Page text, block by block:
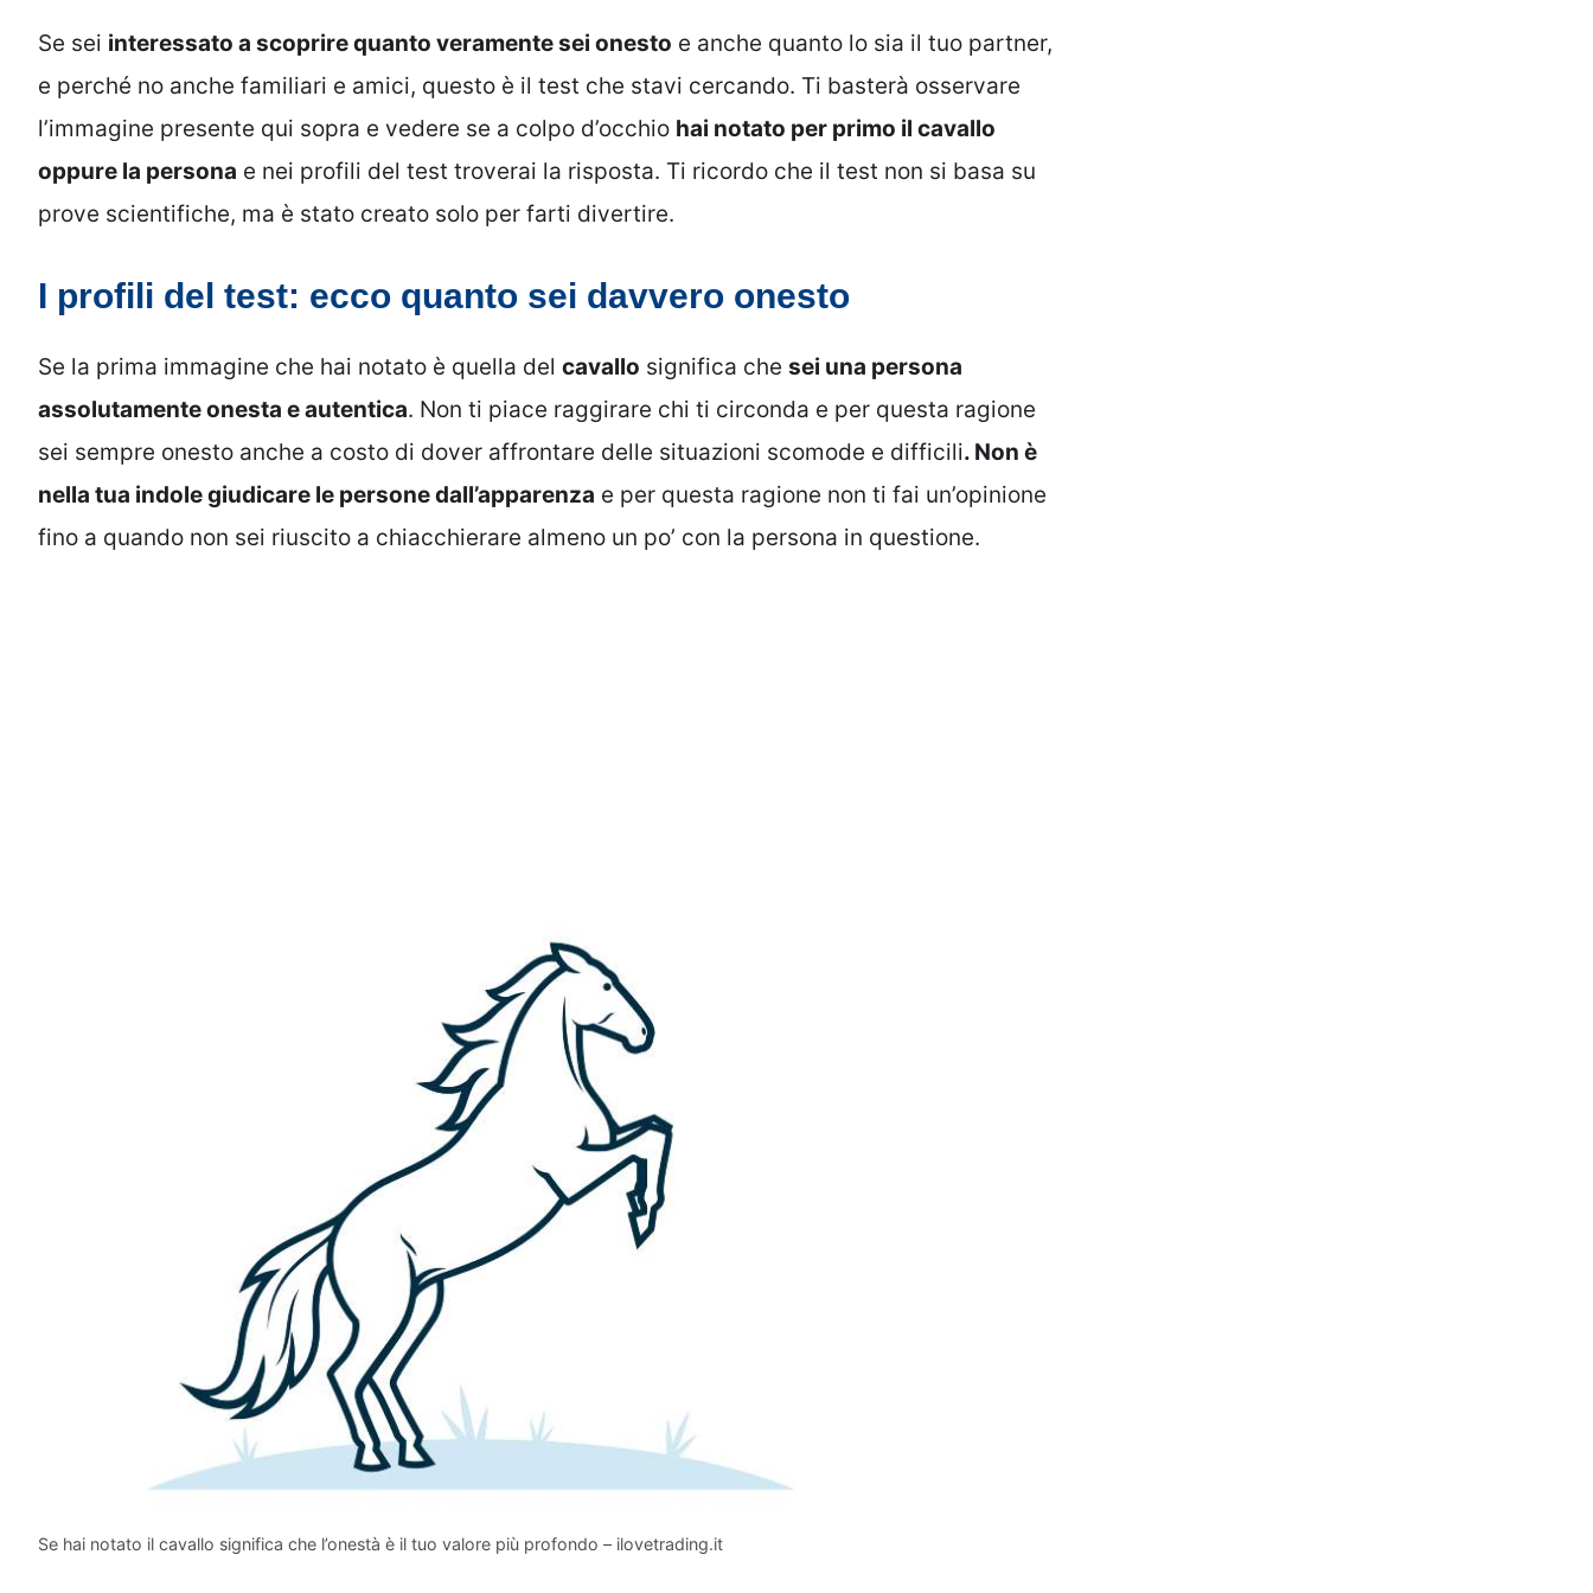
Se sei interessato a scoprire quanto veramente sei onesto e anche quanto lo sia il tuo partner,
e perché no anche familiari e amici, questo è il test che stavi cercando. Ti basterà osservare
l’immagine presente qui sopra e vedere se a colpo d’occhio hai notato per primo il cavallo
oppure la persona e nei profili del test troverai la risposta. Ti ricordo che il test non si basa su
prove scientifiche, ma è stato creato solo per farti divertire.
I profili del test: ecco quanto sei davvero onesto
Se la prima immagine che hai notato è quella del cavallo significa che sei una persona
assolutamente onesta e autentica. Non ti piace raggirare chi ti circonda e per questa ragione
sei sempre onesto anche a costo di dover affrontare delle situazioni scomode e difficili. Non è
nella tua indole giudicare le persone dall’apparenza e per questa ragione non ti fai un’opinione
fino a quando non sei riuscito a chiacchierare almeno un po’ con la persona in questione.
Se hai notato il cavallo significa che l’onestà è il tuo valore più profondo – ilovetrading.it